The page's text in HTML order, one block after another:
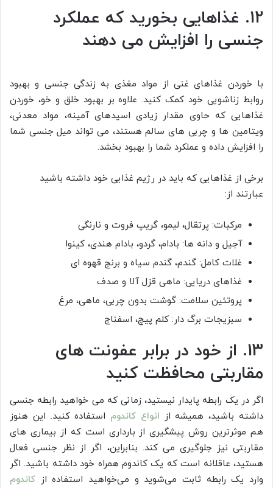
12. غذاهایی بخورید که عملکرد
جنسی را افزایش می دهند
با خوردن غذاهای غنی از مواد مغذی به زندگی جنسی و بهبود
روابط زناشویی خود کمک کنید. علاوه بر بهبود خلق و خو، خوردن
غذاهایی که حاوی مقدار زیادی اسیدهای آمینه، مواد معدنی،
ویتامین ها و چربی های سالم هستند، می تواند میل جنسی شما
را افزایش داده و عملکرد شما را بهبود بخشد.
برخی از غذاهایی که باید در رژیم غذایی خود داشته باشید
عبارتند از:
مرکبات: پرتقال، لیمو، گریپ فروت و نارنگی
آجیل و دانه ها: بادام، گردو، بادام هندی، کینوا
غلات کامل: گندم، گندم سیاه و برنج قهوه ای
غذاهای دریایی: ماهی قزل آلا و صدف
پروتئین سلامت: گوشت بدون چربی، ماهی، مرغ
سبزیجات برگ دار: کلم پیچ، اسفناج
13. از خود در برابر عفونت های
مقاربتی محافظت کنید
اگر در یک رابطه پایدار نیستید، زمانی که می خواهید رابطه جنسی
داشته باشید، همیشه از انواع کاندوم استفاده کنید. این هنوز
هم موثرترین روش پیشگیری از بارداری است که از بیماری های
مقاربتی نیز جلوگیری می کند. بنابراین، اگر از نظر جنسی فعال
هستید، عاقلانه است که یک کاندوم همراه خود داشته باشید. اگر
وارد یک رابطه ثابت می‌شوید و می‌خواهید استفاده از کاندوم